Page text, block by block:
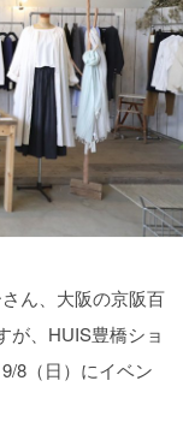
ん、大阪の京阪百
が、HUIS豊橋ショ
8（日）にイベン